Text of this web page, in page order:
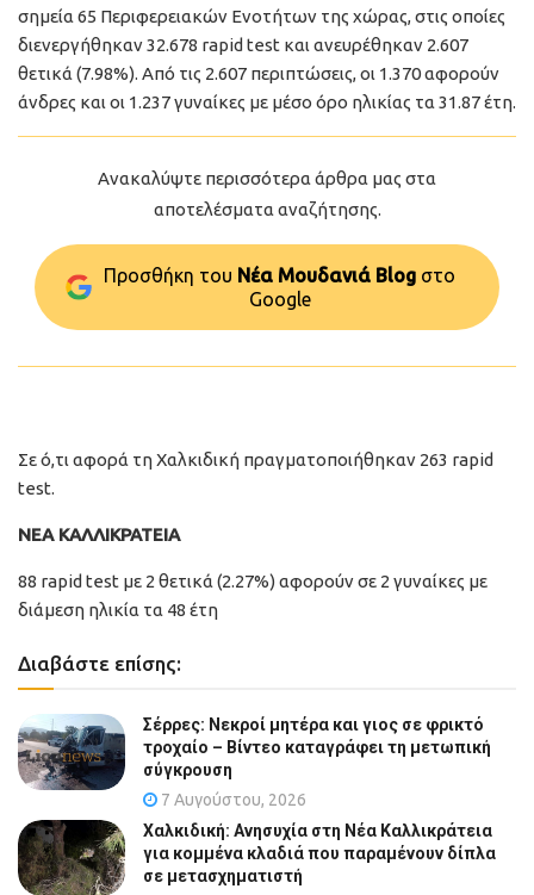
σημεία 65 Περιφερειακών Ενοτήτων της χώρας, στις οποίες
διενεργήθηκαν 32.678 rapid test και ανευρέθηκαν 2.607
θετικά (7.98%). Από τις 2.607 περιπτώσεις, οι 1.370 αφορούν
άνδρες και οι 1.237 γυναίκες με μέσο όρο ηλικίας τα 31.87 έτη.
Ανακαλύψτε περισσότερα άρθρα μας στα
αποτελέσματα αναζήτησης.
Προσθήκη του Νέα Μουδανιά Blog στo
Google
Σε ό,τι αφορά τη Χαλκιδική πραγματοποιήθηκαν 263 rapid
test.
ΝΕΑ ΚΑΛΛΙΚΡΑΤΕΙΑ
88 rapid test με 2 θετικά (2.27%) αφορούν σε 2 γυναίκες με
διάμεση ηλικία τα 48 έτη
Διαβάστε επίσης:
Σέρρες: Νεκροί μητέρα και γιος σε φρικτό
τροχαίο – Βίντεο καταγράφει τη μετωπική
σύγκρουση
7 Αυγούστου, 2026
Χαλκιδική: Ανησυχία στη Νέα Καλλικράτεια
για κομμένα κλαδιά που παραμένουν δίπλα
σε μετασχηματιστή